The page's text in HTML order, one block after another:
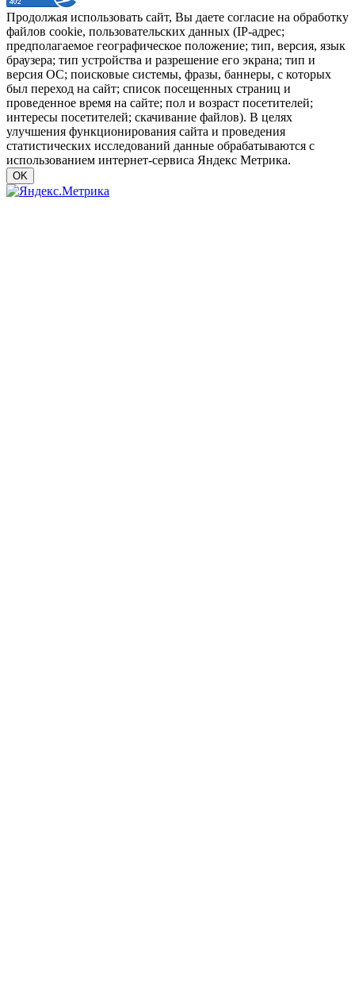
Продолжая использовать сайт, Вы даете согласие на обработку
файлов cookie, пользовательских данных (IP-адрес;
предполагаемое географическое положение; тип, версия, язык
браузера; тип устройства и разрешение его экрана; тип и
версия ОС; поисковые системы, фразы, баннеры, с которых
был переход на сайт; список посещенных страниц и
проведенное время на сайте; пол и возраст посетителей;
интересы посетителей; скачивание файлов). В целях
улучшения функционирования сайта и проведения
статистических исследований данные обрабатываются с
использованием интернет-сервиса Яндекс Метрика.
OK